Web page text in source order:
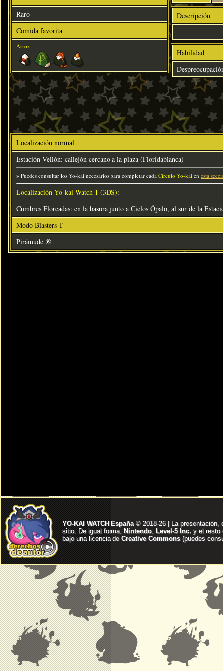
Raro
Comida favorita
Arroz
Descripción
---
Habilidad
Localización normal
Estación Vellón: callejón cercano a la plaza (Floridablanca)
» Puedes consultar los Yo-kai necesarios para completar cada Círculo Yo-kai en esta
Localización Yo-kai Watch 1 (3DS):
Cumbres Floreadas: en la basura junto a Ciclos Ópalo, al sur de la
Modo Blasters T
Pirámude ⑥
YO-KAI WATCH España© 2018-26 | La presentación,
sitio. De igual forma, Nintendo, Level-5 Inc. y el resto
bajo una licencia deCreative Commons(puedes